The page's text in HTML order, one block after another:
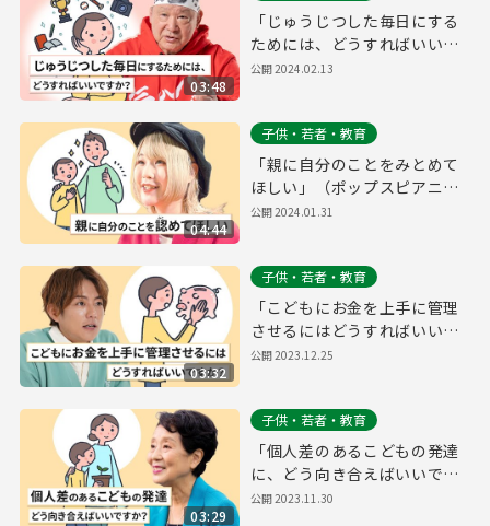
03:48
「じゅうじつした毎日にする
ためには、どうすればいいで
すか？」(アニマル浜口トレー
京都こども・子育てお悩み相
談室～
公開2024.02.13
04:44
子供・若者・教育
「親に自分のことをみとめて
ほしい」（ポップスピアニス
ト ハラミちゃんさん）～東京
公開2024.01.31
03:32
子供・若者・教育
「こどもにお金を上手に管理
させるにはどうすればいいで
すか？」（タレント 杉浦 太陽
公開2023.12.25
03:29
子供・若者・教育
「個人差のあるこどもの発達
に、どう向き合えばいいです
か？」（恵泉女学園大学 学長
公開2023.11.30